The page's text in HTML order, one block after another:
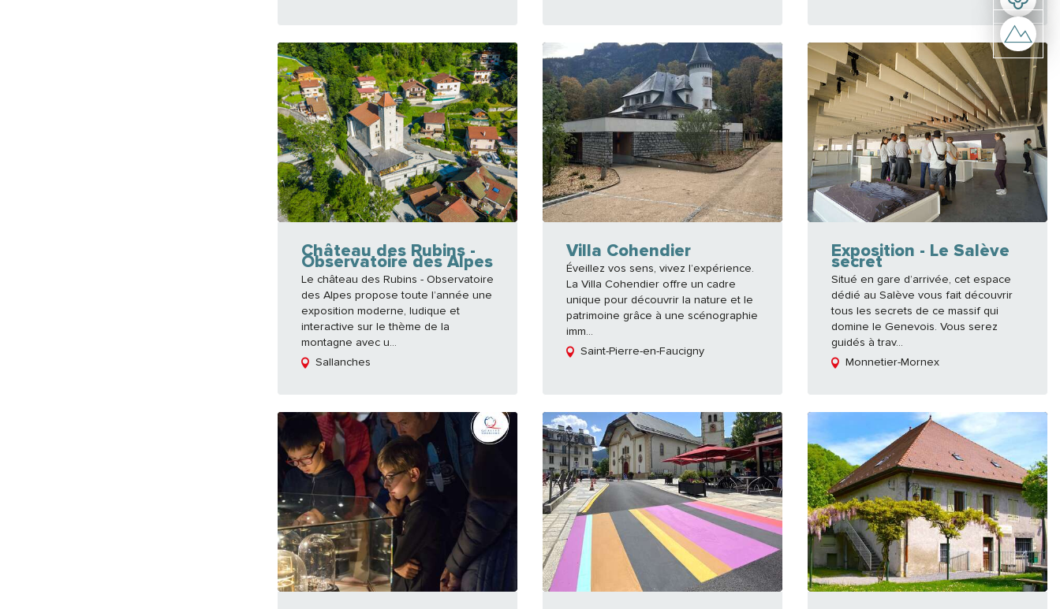
Château des Rubins -
Observatoire des Alpes
Le château des Rubins - Observatoire
des Alpes propose toute l’année une
exposition moderne, ludique et
interactive sur le thème de la
montagne avec u...
Sallanches
Villa Cohendier
Éveillez vos sens, vivez l’expérience.
La Villa Cohendier offre un cadre
unique pour découvrir la nature et le
patrimoine grâce à une scénographie
imm...
Saint-Pierre-en-Faucigny
Exposition - Le Salève
secret
Situé en gare d’arrivée, cet espace
dédié au Salève vous fait découvrir
tous les secrets de ce massif qui
domine le Genevois. Vous serez
guidés à trav...
Monnetier-Mornex